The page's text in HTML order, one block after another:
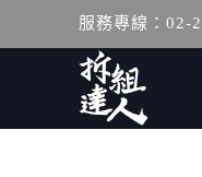
服務專線：02-